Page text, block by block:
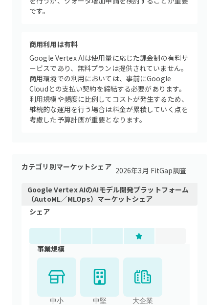
です。
商用利用は有料
Google Vertex AIは使用量に応じた課金制の有料サ
ービスであり、無料プランは提供されていません。
商用環境での利用においては、事前にGoogle
Cloudとの支払い契約を締結する必要があります。
利用規模や頻度に比例してコストが発生するため、
継続的な運用を行う場合は料金が累積していく点を
考慮した予算計画が重要となります。
カテゴリ別マーケットシェア 2026年3月 FitGap調査
Google Vertex AIのAIモデル開発プラットフォーム
（AutoML／MLOps） マーケットシェア
シェア
事業規模
中小 中堅 大企業